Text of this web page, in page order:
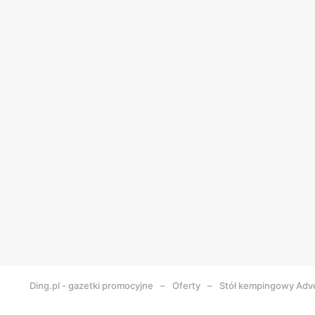
Ding.pl - gazetki promocyjne Oferty Stół kempingowy